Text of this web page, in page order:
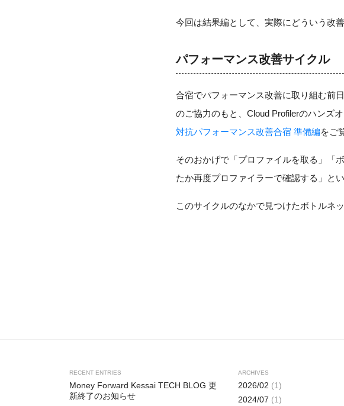
今回は結果編として、実際にどういう改
パフォーマンス改善サイクル
合宿でパフォーマンス改善に取り組む前
のご協力のもと、Cloud Profilerのハンズ
対抗パフォーマンス改善合宿 準備編をご
そのおかげで「プロファイルを取る」「
たか再度プロファイラーで確認する」と
このサイクルのなかで見つけたボトルネ
RECENT ENTRIES
Money Forward Kessai TECH BLOG 更
新終了のお知らせ
ARCHIVES
2026/02 (1)
2024/07 (1)